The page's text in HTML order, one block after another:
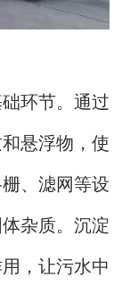
环节。通过
悬浮物，使
、滤网等设
杂质。沉淀
，让污水中